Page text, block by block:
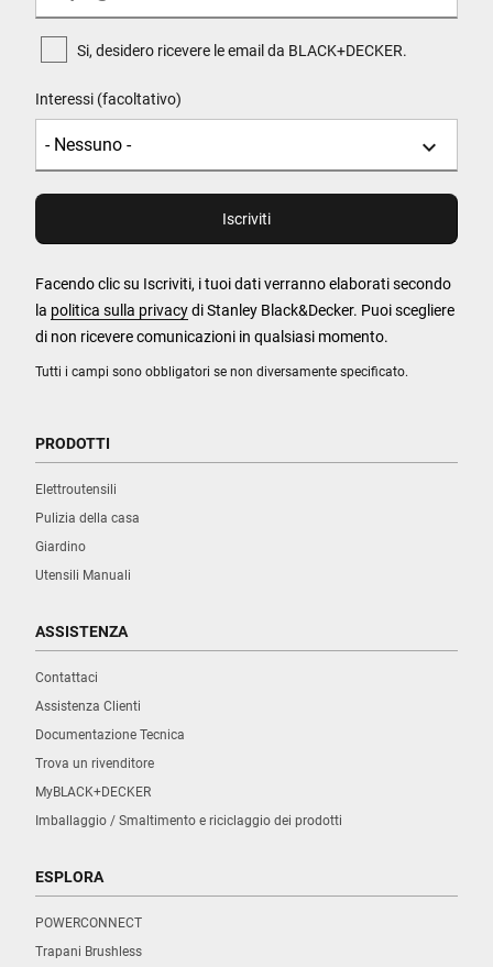
Tutti i campi sono obbligatori se non diversamente specificato.
Si, desidero ricevere le email da BLACK+DECKER.
Interessi (facoltativo)
Facendo clic su Iscriviti, i tuoi dati verranno elaborati secondo
la politica sulla privacydi Stanley Black&Decker. Puoi scegliere
di non ricevere comunicazioni in qualsiasi momento.
PRODOTTI
Elettroutensili
Pulizia della casa
Giardino
Utensili Manuali
ASSISTENZA
Contattaci
Assistenza Clienti
Documentazione Tecnica
Trova un rivenditore
MyBLACK+DECKER
Imballaggio / Smaltimento e riciclaggio dei prodotti
ESPLORA
POWERCONNECT
Trapani Brushless